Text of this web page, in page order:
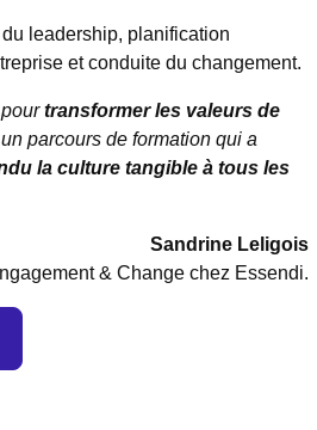
leadership, planification
et conduite du changement.
transformer les valeurs de
parcours de formation qui a
la culture tangible à tous les
Sandrine Leligois
& Change chez Essendi.